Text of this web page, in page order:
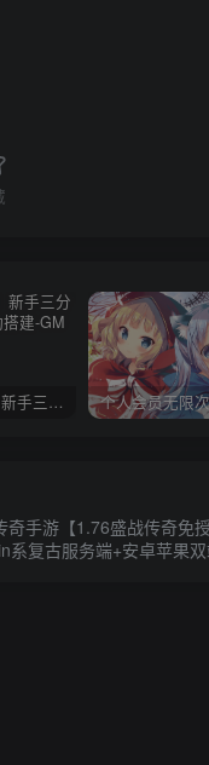
【新手教程】新手三分钟入门AI全自动搭建 个人会员无限
奇手游【1.76盛战传奇免
系复古服务端+安卓苹果